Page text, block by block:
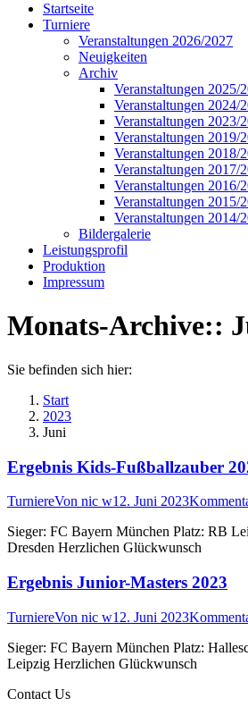
Startseite
Turniere
Veranstaltungen 2026/2027
Neuigkeiten
Archiv
Veranstaltungen 2025/
Veranstaltungen 2024/
Veranstaltungen 2023/
Veranstaltungen 2019/
Veranstaltungen 2018/
Veranstaltungen 2017/
Veranstaltungen 2016/
Veranstaltungen 2015/
Veranstaltungen 2014/
Bildergalerie
Leistungsprofil
Produktion
Impressum
Monats-Archive::
Sie befinden sich hier:
Start
2023
Juni
Ergebnis Kids-Fußballzauber
TurniereVon nic w12. Juni 2023
Sieger: FC Bayern München Platz: RB
Dresden Herzlichen Glückwunsch
Ergebnis Junior-Masters 2023
TurniereVon nic w12. Juni 2023
Sieger: FC Bayern München Platz:
Leipzig Herzlichen Glückwunsch
Contact Us